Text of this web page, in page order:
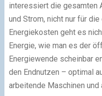
interessiert die gesamten
und Strom, nicht nur für
Energiekosten geht es
Energie, wie man es der
Energiewende scheinbar
den Endnutzen – optimal
arbeitende Maschinen und